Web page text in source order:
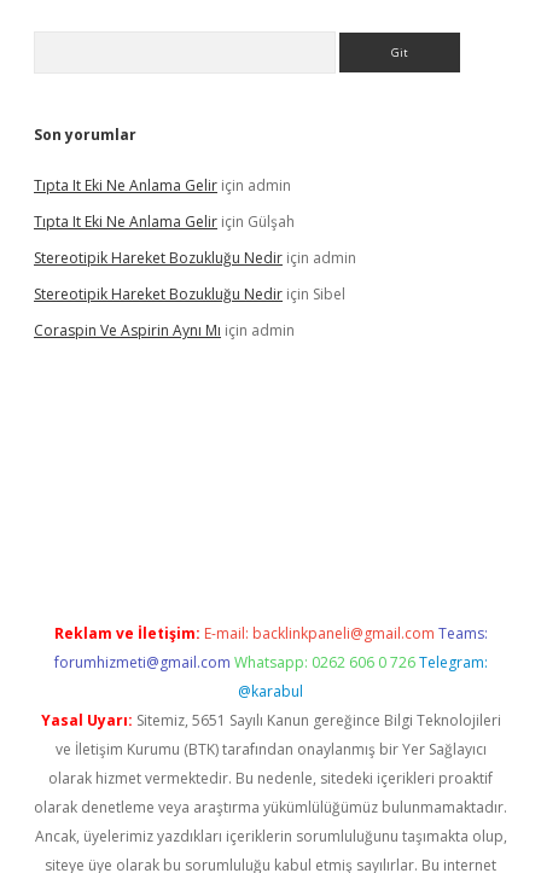
Son yorumlar
Tıpta It Eki Ne Anlama Gelir için admin
Tıpta It Eki Ne Anlama Gelir için Gülşah
Stereotipik Hareket Bozukluğu Nedir için admin
Stereotipik Hareket Bozukluğu Nedir için Sibel
Coraspin Ve Aspirin Aynı Mı için admin
Reklam ve İletişim: E-mail: backlinkpaneli@gmail.com Teams:
forumhizmeti@gmail.com Whatsapp: 0262 606 0 726 Telegram:
@karabul
Yasal Uyarı: Sitemiz, 5651 Sayılı Kanun gereğince Bilgi Teknolojileri
ve İletişim Kurumu (BTK) tarafından onaylanmış bir Yer Sağlayıcı
olarak hizmet vermektedir. Bu nedenle, sitedeki içerikleri proaktif
olarak denetleme veya araştırma yükümlülüğümüz bulunmamaktadır.
Ancak, üyelerimiz yazdıkları içeriklerin sorumluluğunu taşımakta olup,
siteye üye olarak bu sorumluluğu kabul etmiş sayılırlar. Bu internet